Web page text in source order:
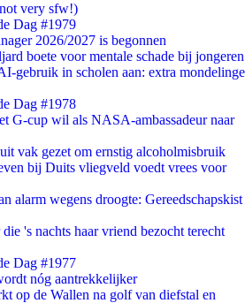
very sfw!)
Dag #1979
2026/2027 is begonnen
boete voor mentale schade bij jongeren
gebruik in scholen aan: extra mondelinge
Dag #1978
G-cup wil als NASA-ambassadeur naar
vak gezet om ernstig alcoholmisbruik
bij Duits vliegveld voedt vrees voor
alarm wegens droogte: Gereedschapskist
's nachts haar vriend bezocht terecht
Dag #1977
nóg aantrekkelijker
op de Wallen na golf van diefstal en